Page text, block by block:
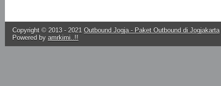
Copyright © 2013 - 2021 Outbound Jogja - Paket Outbound di Jogjakarta
Powered by amrkimi..!!